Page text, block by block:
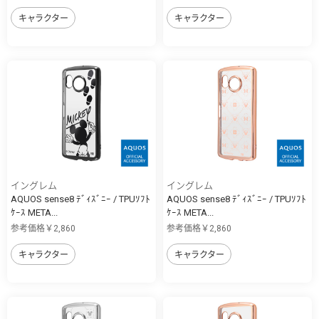
キャラクター キャラクター
イングレム
AQUOS sense8 ﾃﾞｨｽﾞﾆｰ / TPUｿﾌﾄ
ｹｰｽ META...
参考価格￥2,860
キャラクター
イングレム
AQUOS sense8 ﾃﾞｨｽﾞﾆｰ / TPUｿﾌﾄ
ｹｰｽ META...
参考価格￥2,860
キャラクター